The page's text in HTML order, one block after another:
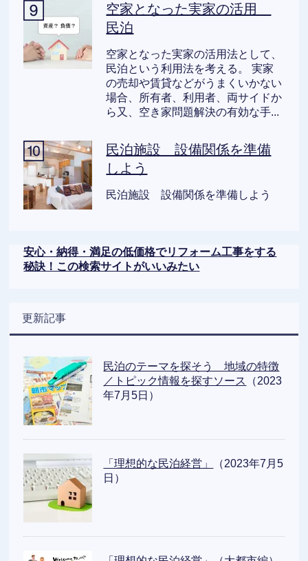
空家となった実家の活用
民泊
空家となった実家の活用法として、
民泊という利用法を考える。 実家
の売却や賃貸などがうまくいかない
場合、所有者、利用者、両サイドか
ら又、空き家問題解決の有効な手...
民泊施設 設備関係を準備
しよう
民泊施設 設備関係を準備しよう
安心・納得・満足の低価格でリフォーム工事をする
秘訣！この検索サイトがいいみたい
更新記事
民泊のテーマを探そう 地域の特徴
／トピック情報を探すソース
（2023
年7月5日）
「理想的な民泊経営」
（2023年7月5
日）